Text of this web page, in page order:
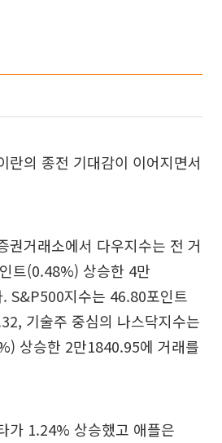
란의 종전 기대감이 이어지면서
권거래소에서 다우지수는 전 거
트(0.48%) 상승한 4만
S&P500지수는 46.80포인트
기술주 중심의 나스닥지수는
상승한 2만1840.95에 거래를
가 1.24% 상승했고 애플은